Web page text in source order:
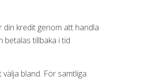
din kredit genom att handla
betalas tillbaka i tid
bland. För samtliga